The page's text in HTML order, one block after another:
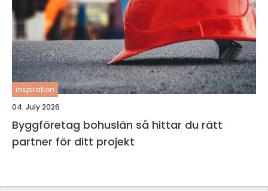
inspiration
04. July 2026
Byggföretag bohuslän så hittar du rätt
partner för ditt projekt